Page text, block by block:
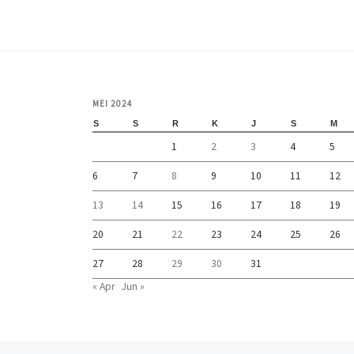
MEI 2024
S S R K J S M
1 2 3 4 5
6 7 8 9 10 11 12
13 14 15 16 17 18 19
20 21 22 23 24 25 26
27 28 29 30
31
« Apr Jun »